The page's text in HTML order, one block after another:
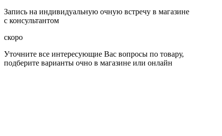
Запись на индивидуальную очную встречу в магазине
с консультантом
скоро
Уточните все интересующие Вас вопросы по товару,
подберите варианты очно в магазине или онлайн